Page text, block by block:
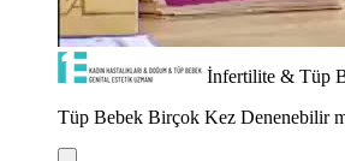
İnfertilite & Tüp
Tüp Bebek Birçok Kez Denenebilir